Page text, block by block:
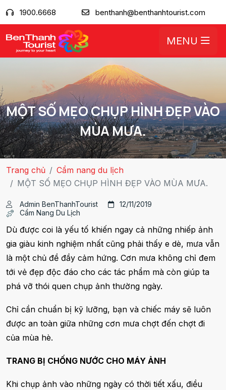
1900.6668 benthanh@benthanhtourist.com
MENU
MỘT SỐ MẸO CHỤP HÌNH ĐẸP VÀO
MÙA MƯA.
Trang chủ
Cẩm nang du lịch
MỘT SỐ MẸO CHỤP HÌNH ĐẸP VÀO MÙA MƯA.
Admin BenThanhTourist
12/11/2019
Cẩm Nang Du Lịch
Dù được coi là yếu tố khiến ngay cả những nhiếp ảnh
gia giàu kinh nghiệm nhất cũng phải thấy e dè, mưa vẫn
là một chủ đề đầy cảm hứng. Cơn mưa không chỉ đem
tới vẻ đẹp độc đáo cho các tác phẩm mà còn giúp ta
phá vỡ thói quen chụp ảnh thường ngày.
Chỉ cần chuẩn bị kỹ lưỡng, bạn và chiếc máy sẽ luôn
được an toàn giữa những cơn mưa chợt đến chợt đi
của mùa hè.
TRANG BỊ CHỐNG NƯỚC CHO MÁY ẢNH
Khi chụp ảnh vào những ngày có thời tiết xấu, điều